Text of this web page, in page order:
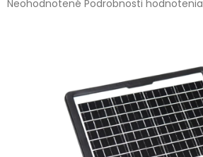
Priemerné
Neohodnotené Podrobnosti hodnotenia